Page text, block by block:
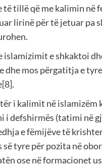
të tillë që me kalimin në
lirinë për të jetuar pa
islamizimit e shkaktoi
dhe mos përgatitja e
[8].
i kalimit në islamizëm
i defshirmës (tatimi në
e fëmijëve të
tyre për pozita në
ose në formacionet